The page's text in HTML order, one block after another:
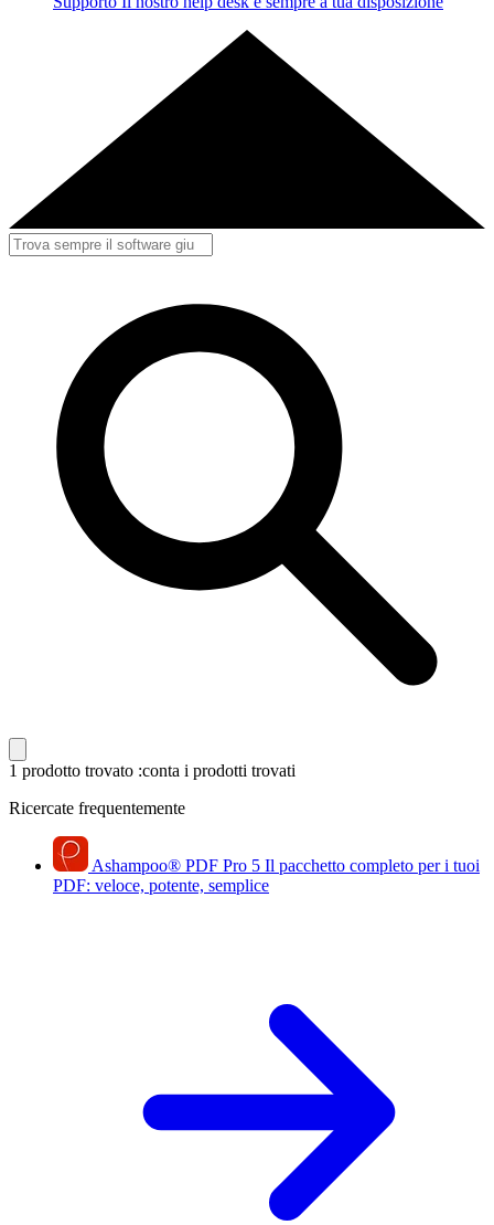
1 prodotto trovato :conta i prodotti trovati
Ricercate frequentemente
Ashampoo® PDF Pro 5 Il pacchetto completo per i tuoi
PDF: veloce, potente, semplice